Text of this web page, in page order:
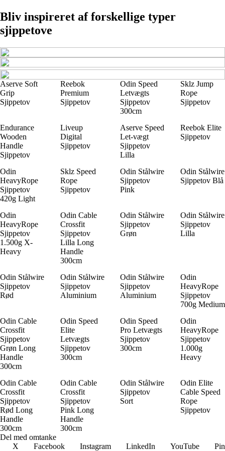
Bliv inspireret af forskellige typer
sjippetove
Aserve Soft
Grip
Sjippetov
Reebok
Premium
Sjippetov
Odin Speed
Letvægts
Sjippetov
300cm
Sklz Jump
Rope
Sjippetov
Endurance
Wooden
Handle
Sjippetov
Liveup
Digital
Sjippetov
Aserve Speed
Let-vægt
Sjippetov
Lilla
Reebok Elite
Sjippetov
Odin
HeavyRope
Sjippetov
420g Light
Sklz Speed
Rope
Sjippetov
Odin Stålwire
Sjippetov
Pink
Odin Stålwire
Sjippetov Blå
Odin
HeavyRope
Sjippetov
1.500g X-
Heavy
Odin Cable
Crossfit
Sjippetov
Lilla Long
Handle
300cm
Odin Stålwire
Sjippetov
Grøn
Odin Stålwire
Sjippetov
Lilla
Odin Stålwire
Sjippetov
Rød
Odin Stålwire
Sjippetov
Aluminium
Odin Stålwire
Sjippetov
Aluminium
Odin
HeavyRope
Sjippetov
700g Medium
Odin Cable
Crossfit
Sjippetov
Grøn Long
Handle
300cm
Odin Speed
Elite
Letvægts
Sjippetov
300cm
Odin Speed
Pro Letvægts
Sjippetov
300cm
Odin
HeavyRope
Sjippetov
1.000g
Heavy
Odin Cable
Crossfit
Sjippetov
Rød Long
Handle
300cm
Odin Cable
Crossfit
Sjippetov
Pink Long
Handle
300cm
Odin Stålwire
Sjippetov
Sort
Odin Elite
Cable Speed
Rope
Sjippetov
Del med omtanke
X
Facebook Instagram LinkedIn YouTube